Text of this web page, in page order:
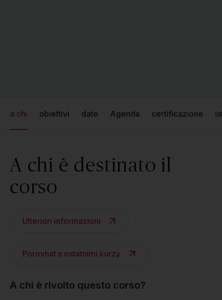
a chi obiettivi date Agenda certificazione
A chi è destinato il
corso
Ulteriori informazioni
Porovnat s ostatními kurzy
A chi è rivolto questo corso?